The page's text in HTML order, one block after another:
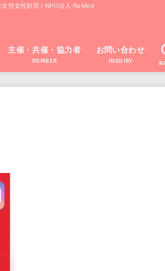
性女性財団 / NPO法人 ReMind
主催・共催・協力者
MEMBER
お問い合わせ
INQUIRY